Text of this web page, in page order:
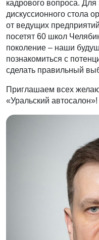
кадрового вопроса.
дискуссионного стола
от ведущих
посетят 60 школ
поколение – наши
познакомиться с
сделать правильный
Приглашаем всех
«Уральский